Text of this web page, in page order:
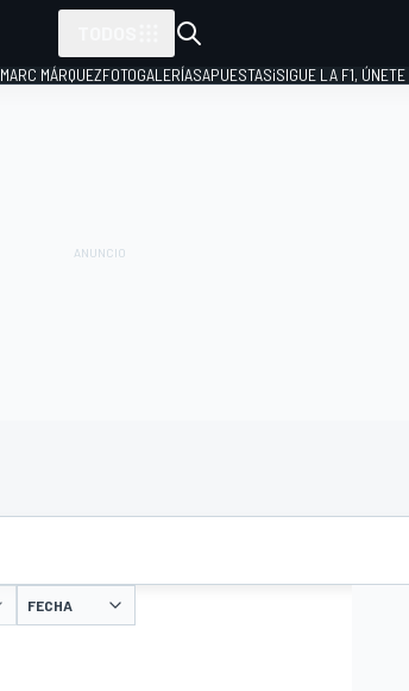
MARC MÁRQUEZFOTOGALERÍASAPUESTAS¡SIGUE LA F1,
FECHA